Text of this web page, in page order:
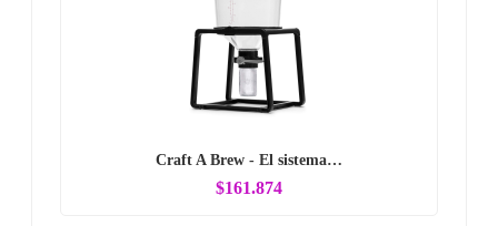
Craft A Brew - El sistema…
$161.874